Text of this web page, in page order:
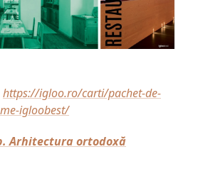
https://igloo.ro/carti/pachet-de-
igloobest/
Arhitectura ortodoxă